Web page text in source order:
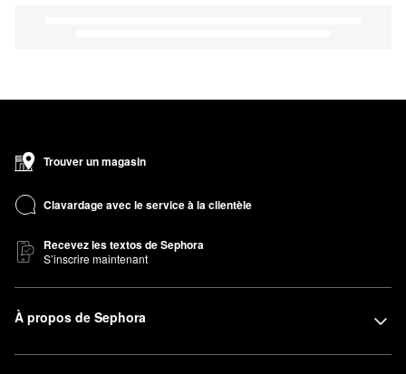
Trouver un magasin
Clavardage avec le service à la clientèle
Recevez les textos de Sephora
S’inscrire maintenant
À propos de Sephora